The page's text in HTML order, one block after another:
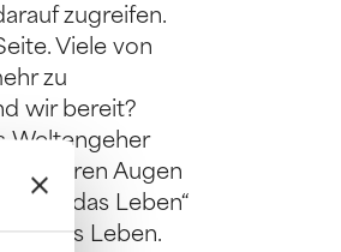
zugreifen.
Viele von
zu
wir bereit?
Weltengeher
anderen Augen
das Leben“
das Leben.